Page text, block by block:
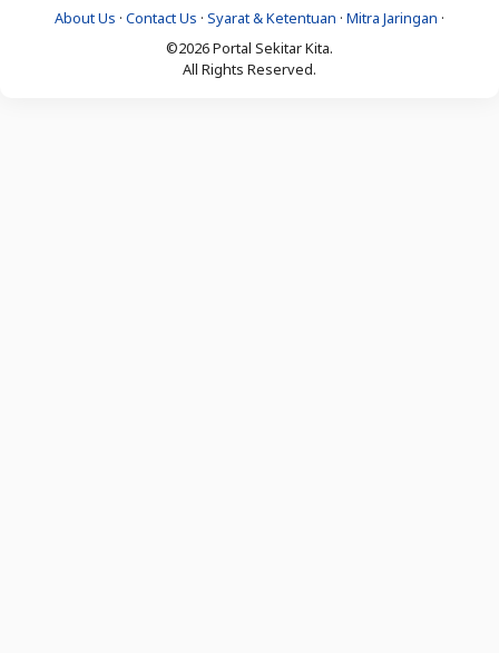
About Us · Contact Us · Syarat & Ketentuan · Mitra Jaringan ·
©2026 Portal Sekitar Kita.
All Rights Reserved.